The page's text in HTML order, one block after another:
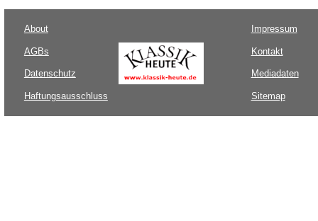
About
AGBs
Datenschutz
Haftungsausschluss
Impressum
Kontakt
Mediadaten
Sitemap